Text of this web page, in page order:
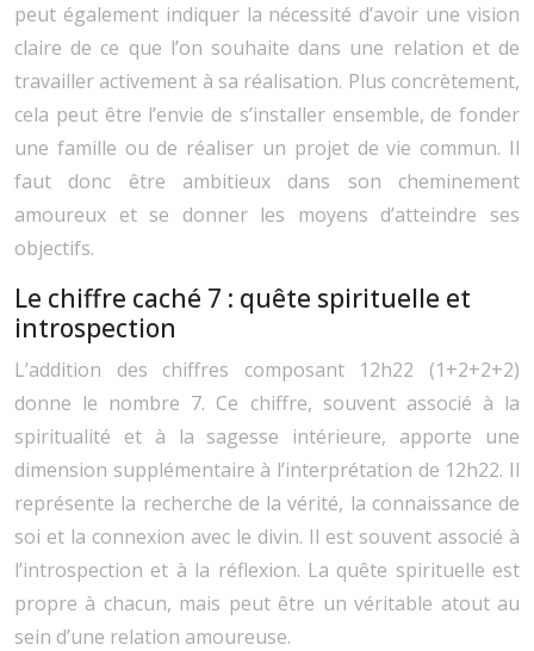
peut également indiquer la nécessité d’avoir une vision
claire de ce que l’on souhaite dans une relation et de
travailler activement à sa réalisation. Plus concrètement,
cela peut être l’envie de s’installer ensemble, de fonder
une famille ou de réaliser un projet de vie commun. Il
faut donc être ambitieux dans son cheminement
amoureux et se donner les moyens d’atteindre ses
objectifs.
Le chiffre caché 7 : quête spirituelle et
introspection
L’addition des chiffres composant 12h22 (1+2+2+2)
donne le nombre 7. Ce chiffre, souvent associé à la
spiritualité et à la sagesse intérieure, apporte une
dimension supplémentaire à l’interprétation de 12h22. Il
représente la recherche de la vérité, la connaissance de
soi et la connexion avec le divin. Il est souvent associé à
l’introspection et à la réflexion. La quête spirituelle est
propre à chacun, mais peut être un véritable atout au
sein d’une relation amoureuse.